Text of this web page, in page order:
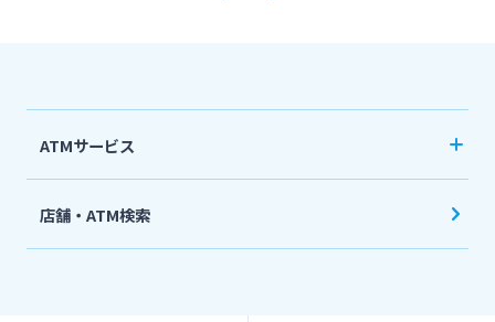
ATMサービス
機能一覧
店舗・ATM検索